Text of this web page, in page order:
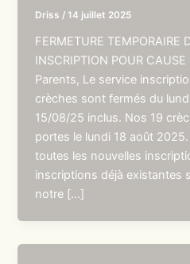
Driss /14 juillet 2025
FERMETURE TEMPORAIRE
INSCRIPTION POUR
Parents, Le service
crèches sont fermés du
15/08/25 inclus. Nos 19
portes le lundi 18 août
toutes les nouvelles
inscriptions déjà existantes
notre […]